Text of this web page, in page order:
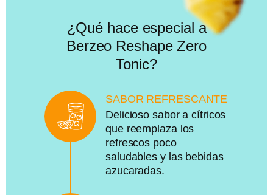
¿Qué hace especial a
Berzeo Reshape Zero
Tonic?
SABOR REFRESCANTE
Delicioso sabor a cítricos
que reemplaza los
refrescos poco
saludables y las bebidas
azucaradas.